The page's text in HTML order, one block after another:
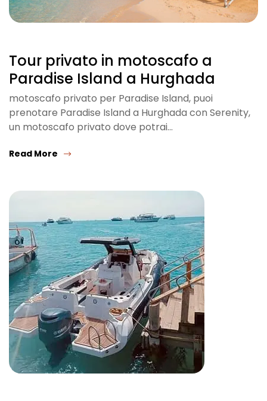
Tour privato in motoscafo a
Paradise Island a Hurghada
motoscafo privato per Paradise Island, puoi
prenotare Paradise Island a Hurghada con Serenity,
un motoscafo privato dove potrai…
Read More